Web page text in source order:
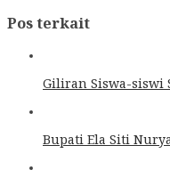
Pos terkait
Giliran Siswa-siswi
Bupati Ela Siti